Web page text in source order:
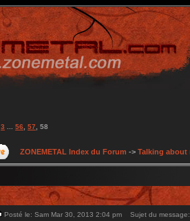
3 56 57 58
ZONEMETAL Index du Forum -> Talking about
Posté le: Sam Mar 30, 2013 2:04 pm Sujet du message: